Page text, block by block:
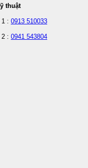
thuật
1 : 0913 510033
2 : 0941 543804